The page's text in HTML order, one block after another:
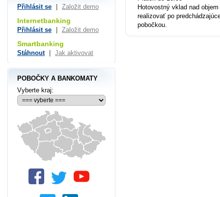
Hotovostný vklad nad
realizovať po
pobočkou.
Přihlásit se Založit demo
Internetbanking
Přihlásit se Založit demo
Smartbanking
Stáhnout Jak aktivovat
POBOČKY A BANKOMATY
Vyberte kraj: